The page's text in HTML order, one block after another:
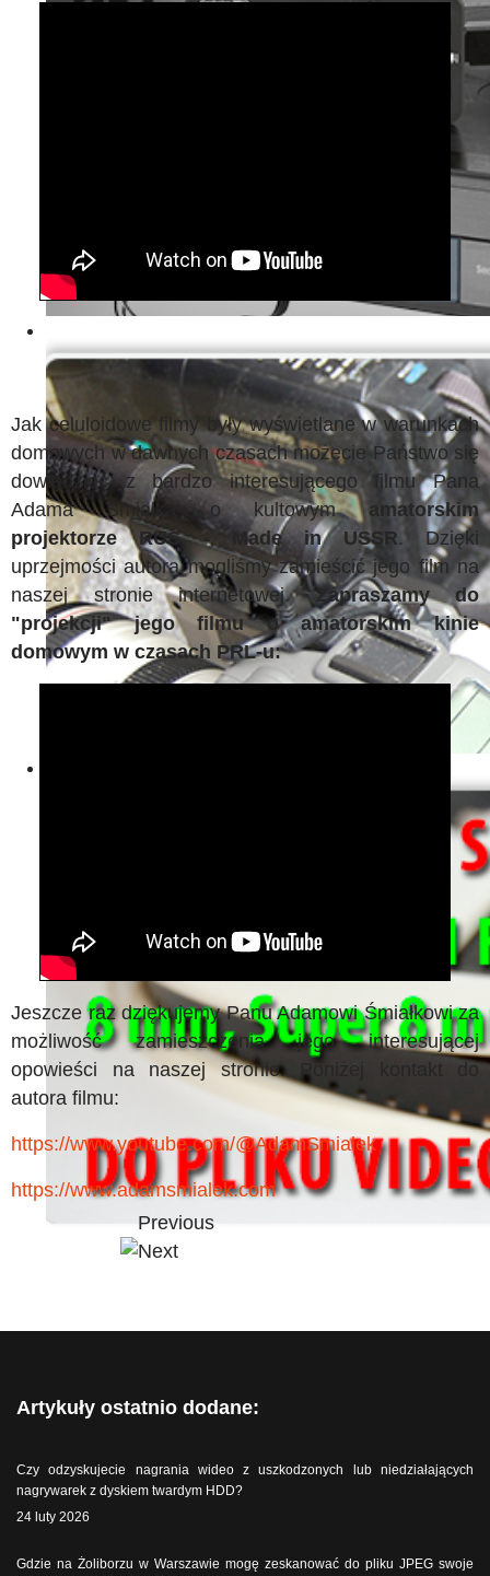
Jak celuloidowe filmy były wyświetlane w warunkach
domowych w dawnych czasach możecie Państwo się
dowiedzieć z bardzo interesującego filmu Pana
Adama Śmiałka o kultowym amatorskim
projektorze RUŚ - Made in USSR. Dzięki
uprzejmości autora mogliśmy zamieścić jego film na
naszej stronie internetowej.Zapraszamy do
"projekcji" jego filmu o amatorskim kinie
domowym w czasach PRL-u:
Jeszcze raz dziękujemy Panu Adamowi Śmiałkowi za
możliwość zamieszczenia jego interesującej
opowieści na naszej stronie. Poniżej kontakt do
autora filmu:
https://www.youtube.com/@AdamSmialek
https://www.adamsmialek.com
Artykuły ostatnio dodane:
Czy odzyskujecie nagrania wideo z uszkodzonych lub niedziałających
nagrywarek z dyskiem twardym HDD?
24 luty 2026
Gdzie na Żoliborzu w Warszawie mogę zeskanować do pliku JPEG swoje